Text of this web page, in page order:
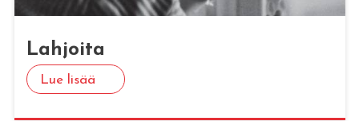
Lah­joi­ta
Lue lisää